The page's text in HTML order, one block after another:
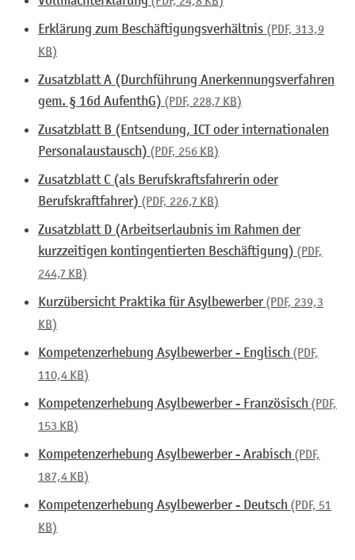
Erklärung zum Beschäftigungsverhältnis (PDF, 313,9
KB)
Zusatzblatt A (Durchführung Anerkennungsverfahren
gem. § 16d AufenthG) (PDF, 228,7KB)
Zusatzblatt B (Entsendung, ICT oder internationalen
Personalaustausch) (PDF, 256KB)
Zusatzblatt C (als Berufskraftsfahrerin oder
Berufskraftfahrer) (PDF, 226,7KB)
Zusatzblatt D (Arbeitserlaubnis im Rahmen der
kurzzeitigen kontingentierten Beschäftigung) (PDF,
244,7KB)
Kurzübersicht Praktika für Asylbewerber(PDF, 239,3
KB)
Kompetenzerhebung Asylbewerber - Englisch (PDF,
110,4KB)
Kompetenzerhebung Asylbewerber - Französisch (PDF,
153 KB)
Kompetenzerhebung Asylbewerber - Arabisch (PDF,
187,4KB)
Kompetenzerhebung Asylbewerber - Deutsch (PDF, 51
KB)